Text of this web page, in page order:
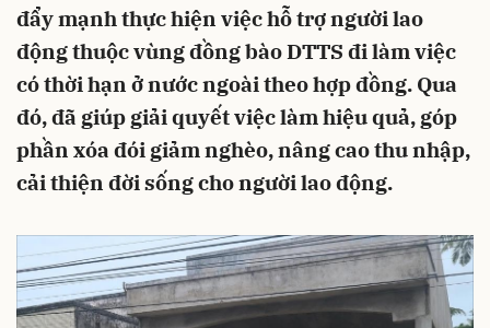
đẩy mạnh thực hiện việc hỗ trợ người lao
động thuộc vùng đồng bào DTTS đi làm việc
có thời hạn ở nước ngoài theo hợp đồng. Qua
đó, đã giúp giải quyết việc làm hiệu quả, góp
phần xóa đói giảm nghèo, nâng cao thu nhập,
cải thiện đời sống cho người lao động.